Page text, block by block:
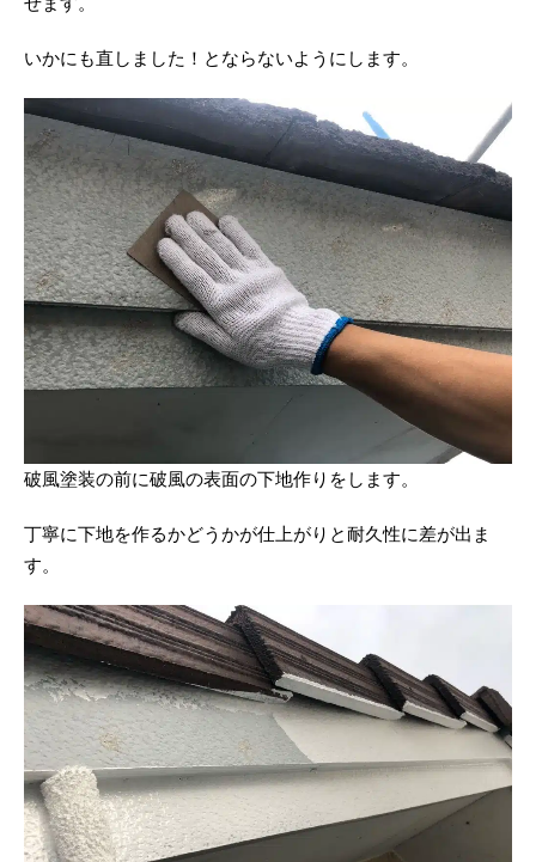
いかにも直しました！とならないようにします。
破風塗装の前に破風の表面の下地作りをします。
丁寧に下地を作るかどうかが仕上がりと耐久性に差が出ま
す。